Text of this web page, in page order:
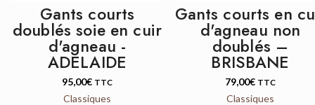
Gants courts
doublés soie en cuir
d'agneau -
ADELAIDE
95,00€ TTC
Classiques
Gants courts en
d'agneau non
doublés –
BRISBANE
79,00€ TTC
Classiques